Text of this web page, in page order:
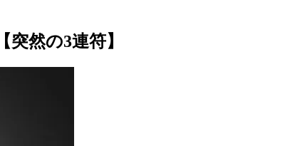
然の3連符】